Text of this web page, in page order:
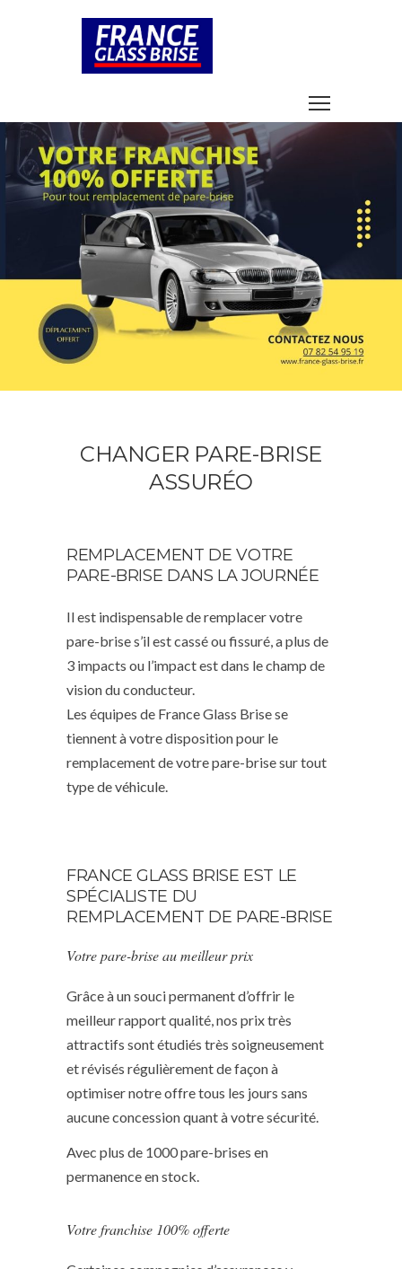
CHANGER PARE-BRISE
ASSURÉO
REMPLACEMENT DE VOTRE
PARE-BRISE DANS LA JOURNÉE
Il est indispensable de remplacer votre
pare-brise s’il est cassé ou fissuré, a plus de
3 impacts ou l’impact est dans le champ de
vision du conducteur.
Les équipes de France Glass Brise se
tiennent à votre disposition pour le
remplacement de votre pare-brise sur tout
type de véhicule.
FRANCE GLASS BRISE EST LE
SPÉCIALISTE DU
REMPLACEMENT DE PARE-BRISE
Votre pare-brise au meilleur prix
Grâce à un souci permanent d’offrir le
meilleur rapport qualité, nos prix très
attractifs sont étudiés très soigneusement
et révisés régulièrement de façon à
optimiser notre offre tous les jours sans
aucune concession quant à votre sécurité.
Avec plus de 1000 pare-brises en
permanence en stock.
Votre franchise 100% offerte